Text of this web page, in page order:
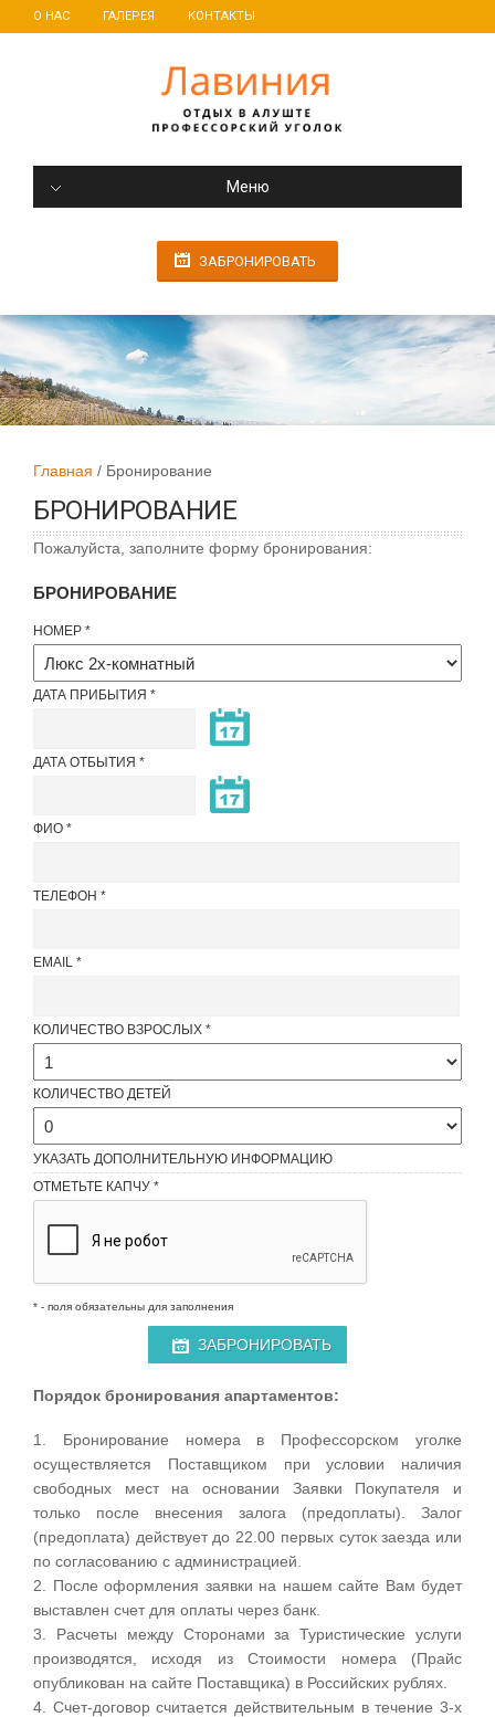
О НАС ГАЛЕРЕЯ КОНТАКТЫ
Меню
ЗАБРОНИРОВАТЬ
Главная Бронирование
БРОНИРОВАНИЕ
Пожалуйста, заполните форму бронирования:
БРОНИРОВАНИЕ
НОМЕР
ДАТА ПРИБЫТИЯ
ДАТА ОТБЫТИЯ
ФИО
ТЕЛЕФОН
EMAIL
КОЛИЧЕСТВО ВЗРОСЛЫХ
КОЛИЧЕСТВО ДЕТЕЙ
УКАЗАТЬ ДОПОЛНИТЕЛЬНУЮ ИНФОРМАЦИЮ
ОТМЕТЬТЕ КАПЧУ *
* - поля обязательны для заполнения
ЗАБРОНИРОВАТЬ
Порядок бронирования апартаментов:
1. Бронирование номера в Профессорском уголке
осуществляется Поставщиком при условии наличия
свободных мест на основании Заявки Покупателя и
только после внесения залога (предоплаты). Залог
(предоплата) действует до 22.00 первых суток заезда или
по согласованию с администрацией.
2. После оформления заявки на нашем сайте Вам будет
выставлен счет для оплаты через банк.
3. Расчеты между Сторонами за Туристические услуги
производятся, исходя из Стоимости номера (Прайс
опубликован на сайте Поставщика) в Российских рублях.
4. Счет-договор считается действительным в течение 3-х